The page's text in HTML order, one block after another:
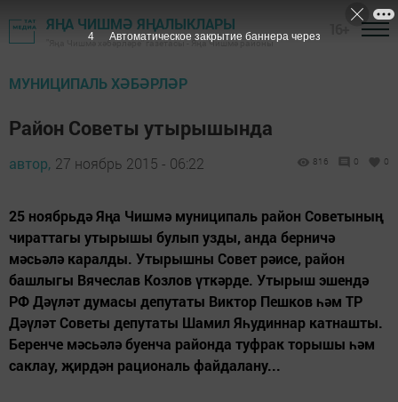
ЯҢА ЧИШМӘ ЯҢАЛЫКЛАРЫ
"Яңа Чишмә хәбәрләре" газетасы - Яңа Чишмә районы
МУНИЦИПАЛЬ ХӘБӘРЛӘР
Район Советы утырышында
автор, 27 ноябрь 2015 - 06:22 816 0 0
25 ноябрьдә Яңа Чишмә муниципаль район Советының
чираттагы утырышы булып узды, анда берничә
мәсьәлә каралды. Утырышны Совет рәисе, район
башлыгы Вячеслав Козлов үткәрде. Утырыш эшендә
РФ Дәүләт думасы депутаты Виктор Пешков һәм ТР
Дәүләт Советы депутаты Шамил Яһудиннар катнашты.
Беренче мәсьәлә буенча районда туфрак торышы һәм
саклау, җирдән рациональ файдалану...
3 Автоматическое закрытие баннера через